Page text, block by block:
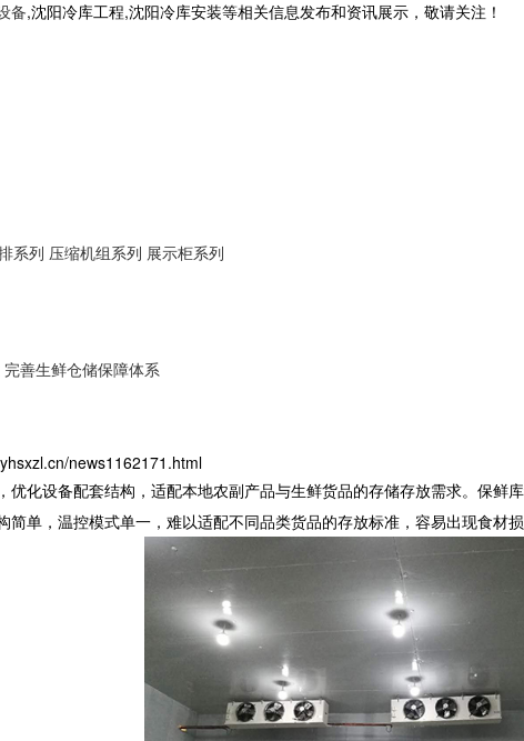
备,沈阳冷库工程,沈阳冷库安装等相关信息发布和资讯展示，敬请关注！
系列 压缩机组系列 展示柜系列
善生鲜仓储保障体系
news1162171.html
化设备配套结构，适配本地农副产品与生鲜货品的存储存放需求。 保鲜
单，温控模式单一，难以适配不同品类货品的存放标准，容易出现食材损